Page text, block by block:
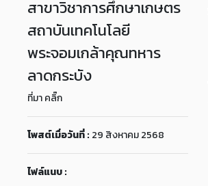
สาขาวิชาการศึกษาเกษตร
สถาบันเทคโนโลยี
พระจอมเกล้าคุณทหาร
ลาดกระบัง
ที่มา คลิ๊ก
โพสต์เมื่อวันที่ : 29 สิงหาคม 2568
ไฟล์แนบ :